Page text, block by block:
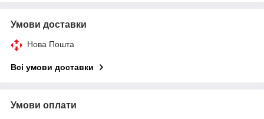
Умови доставки
Нова Пошта
Всі умови доставки
Умови оплати